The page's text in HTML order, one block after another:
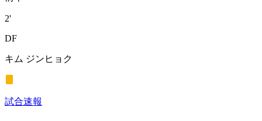
2'
DF
キム ジンヒョク
試合速報